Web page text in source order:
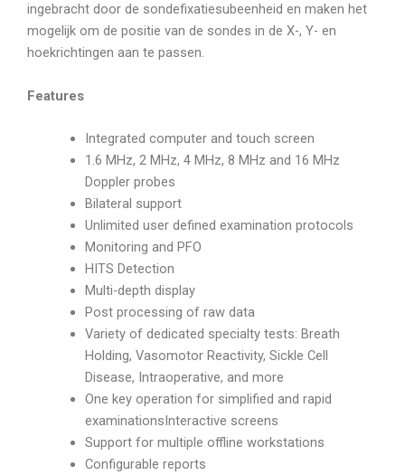
ingebracht door de sondefixatiesubeenheid en maken het
mogelijk om de positie van de sondes in de X-, Y- en
hoekrichtingen aan te passen.
Features
Integrated computer and touch screen
1.6 MHz, 2 MHz, 4 MHz, 8 MHz and 16 MHz
Doppler probes
Bilateral support
Unlimited user defined examination protocols
Monitoring and PFO
HITS Detection
Multi-depth display
Post processing of raw data
Variety of dedicated specialty tests: Breath
Holding, Vasomotor Reactivity, Sickle Cell
Disease, Intraoperative, and more
One key operation for simplified and rapid
examinationsInteractive screens
Support for multiple offline workstations
Configurable reports